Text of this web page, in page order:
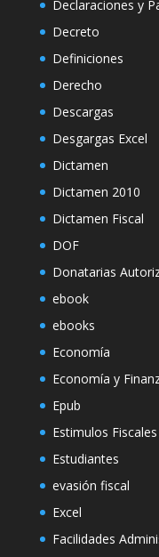
Declaraciones y
Decreto
Definiciones
Derecho
Descargas
Desgargas Excel
Dictamen
Dictamen 2010
Dictamen Fiscal
DOF
Donatarias
ebook
ebooks
Economía
Economía y
Epub
Estimulos Fiscales
Estudiantes
evasión fiscal
Excel
Facilidades